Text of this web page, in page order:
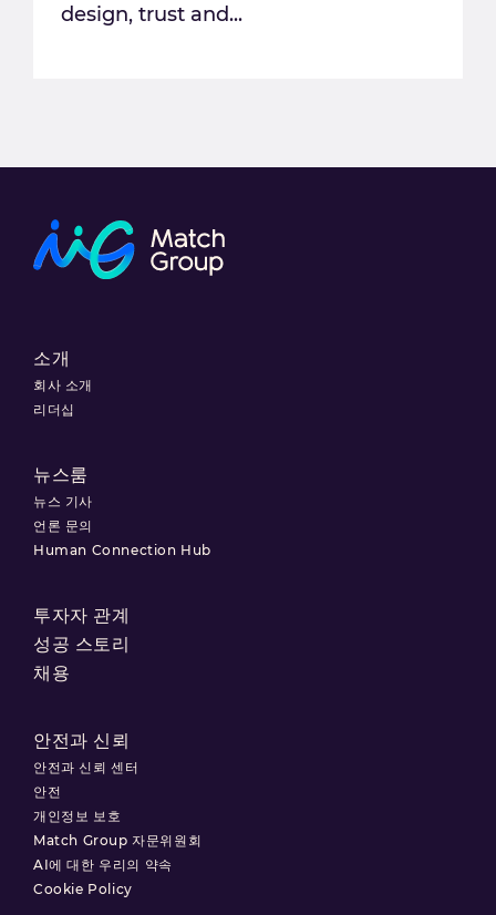
design, trust and...
소개
회사 소개
리더십
뉴스룸
뉴스 기사
언론 문의
Human Connection Hub
투자자 관계
성공 스토리
채용
안전과 신뢰
안전과 신뢰 센터
안전
개인정보 보호
Match Group 자문위원회
AI에 대한 우리의 약속
Cookie Policy